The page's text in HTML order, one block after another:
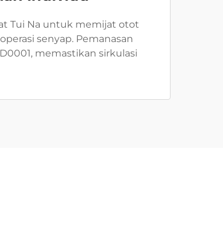
Tui Na untuk memijat otot
senyap. Pemanasan
memastikan sirkulasi